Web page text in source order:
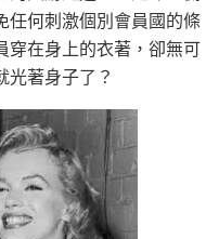
任何刺激個別會員國的條
穿在身上的衣著，卻無可
光著身子了？